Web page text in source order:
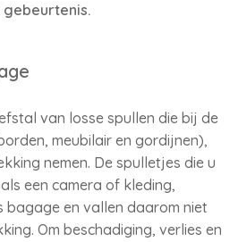
van losse spullen die bij de
meubilair en gordijnen),
nemen. De spulletjes die u
een camera of kleding,
bagage en vallen daarom niet
Om beschadiging, verlies en